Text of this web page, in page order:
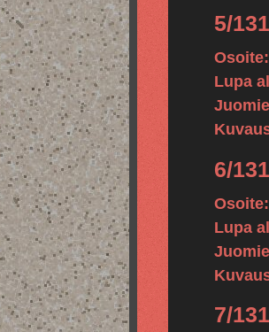
5/
Osoite:
Lupa
6/
Osoite:
Lupa
7/